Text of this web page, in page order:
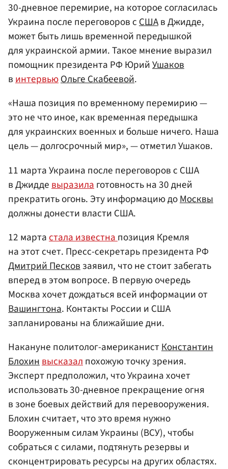
30-дневное перемирие, на которое согласилась
Украина после переговоров сСШАв Джидде,
может быть лишь временной передышкой
для украинской армии. Такое мнение выразил
помощник президента РФ ЮрийУшаков
винтервьюОльге Скабеевой.
«Наша позиция по временному перемирию —
это не что иное, как временная передышка
для украинских военных и больше ничего. Наша
цель — долгосрочный мир», — отметил Ушаков.
11 марта Украина после переговоров с США
в Джидде выразила готовность на 30 дней
прекратить огонь. Эту информацию доМосквы
должны донести власти США.
12 мартастала известнапозиция Кремля
на этот счет. Пресс-секретарь президента РФ
Дмитрий Песковзаявил, что не стоит забегать
вперед в этом вопросе. В первую очередь
Москва хочет дождаться всей информации от
Вашингтона. Контакты России и США
запланированы на ближайшие дни.
Накануне политолог-американистКонстантин
Блохинвысказалпохожую точку зрения.
Эксперт предположил, что Украина хочет
использовать 30-дневное прекращение огня
в зоне боевых действий для перевооружения.
Блохин считает, что это время нужно
Вооруженным силам Украины (ВСУ), чтобы
собраться с силами, подтянуть резервы и
сконцентрировать ресурсы на других областях.